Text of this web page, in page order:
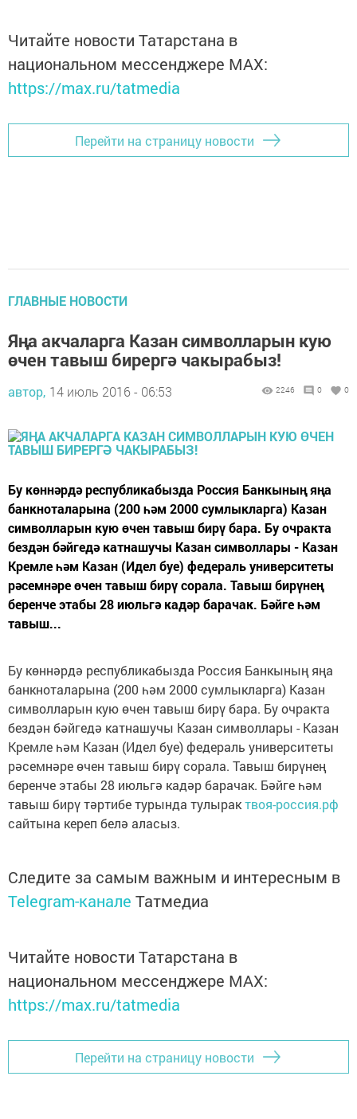
Читайте новости Татарстана в
национальном мессенджере MАХ:
https://max.ru/tatmedia
Перейти на страницу новости
ГЛАВНЫЕ НОВОСТИ
Яңа акчаларга Казан символларын кую
өчен тавыш бирергә чакырабыз!
автор, 14 июль 2016 - 06:53 2246 0 0
Бу көннәрдә республикабызда Россия Банкының яңа
банкноталарына (200 һәм 2000 сумлыкларга) Казан
символларын кую өчен тавыш бирү бара. Бу очракта
бездән бәйгедә катнашучы Казан символлары - Казан
Кремле һәм Казан (Идел буе) федераль университеты
рәсемнәре өчен тавыш бирү сорала. Тавыш бирүнең
беренче этабы 28 июльгә кадәр барачак. Бәйге һәм
тавыш...
Бу көннәрдә республикабызда Россия Банкының яңа
банкноталарына (200 һәм 2000 сумлыкларга) Казан
символларын кую өчен тавыш бирү бара. Бу очракта
бездән бәйгедә катнашучы Казан символлары - Казан
Кремле һәм Казан (Идел буе) федераль университеты
рәсемнәре өчен тавыш бирү сорала. Тавыш бирүнең
беренче этабы 28 июльгә кадәр барачак. Бәйге һәм
тавыш бирү тәртибе турында тулырактвоя-россия.рф
сайтына кереп белә аласыз.
Следите за самым важным и интересным в
Telegram-канале Татмедиа
Читайте новости Татарстана в
национальном мессенджере MАХ:
https://max.ru/tatmedia
Перейти на страницу новости